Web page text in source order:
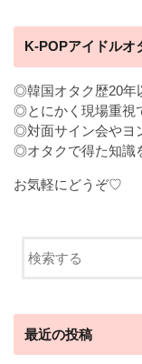
K-POPアイドルオ
◎韓国オタク歴20年
◎とにかく現場重視
◎対面サイン会やヨ
◎オタクで得た知識
お気軽にどうぞ♡
最近の投稿